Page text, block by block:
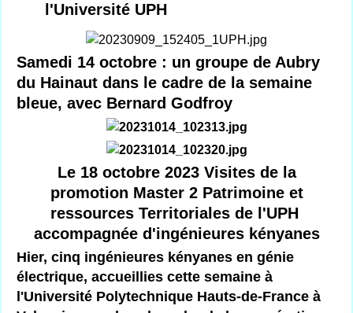
l'Université UPH
Samedi 14 octobre : un groupe de Aubry
du Hainaut dans le cadre de la semaine
bleue, avec Bernard Godfroy
Le 18 octobre 2023 Visites de la
promotion Master 2 Patrimoine et
ressources Territoriales de l'UPH
accompagnée d'ingénieures kényanes
Hier, cinq ingénieures kényanes en génie
électrique, accueillies cette semaine à
l'Université Polytechnique Hauts-de-France à